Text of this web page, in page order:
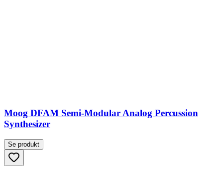
Moog DFAM Semi-Modular Analog Percussion
Synthesizer
Se produkt